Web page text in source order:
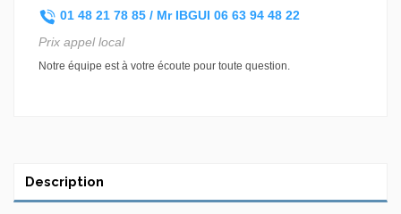
01 48 21 78 85 / Mr IBGUI 06 63 94 48 22
Prix appel local
Notre équipe est à votre écoute pour toute question.
Description